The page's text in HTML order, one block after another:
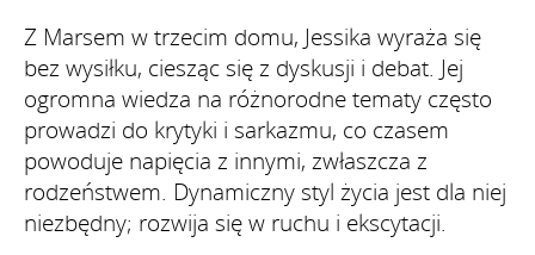
Z Marsem w trzecim domu, Jessika wyraża się
bez wysiłku, ciesząc się z dyskusji i debat. Jej
ogromna wiedza na różnorodne tematy często
prowadzi do krytyki i sarkazmu, co czasem
powoduje napięcia z innymi, zwłaszcza z
rodzeństwem. Dynamiczny styl życia jest dla niej
niezbędny; rozwija się w ruchu i ekscytacji.